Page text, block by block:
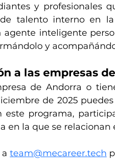
y profesionales
talento interno en
agente inteligente
y
a las empresas
de Andorra o
de 2025
este programa,
en la que se relacionan
team@mecareer.tech